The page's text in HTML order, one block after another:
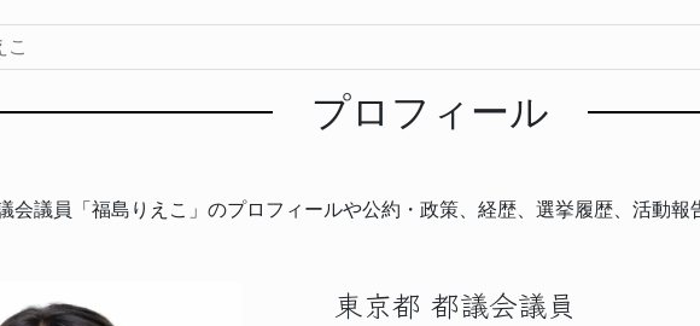
プロフィール
会議員「福島りえこ」のプロフィールや公約・政策、経歴、選挙履歴、活動報
東京都 都議会議員